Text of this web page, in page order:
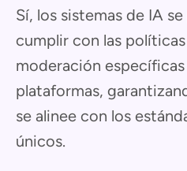
Sí, los sistemas de IA
cumplir con las
moderación
plataformas,
se alinee con los
únicos.